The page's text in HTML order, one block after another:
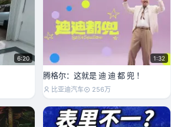
6:20 1:32
腾格尔：这就是 迪 迪 都 兜 ！
比亚迪汽车 256万